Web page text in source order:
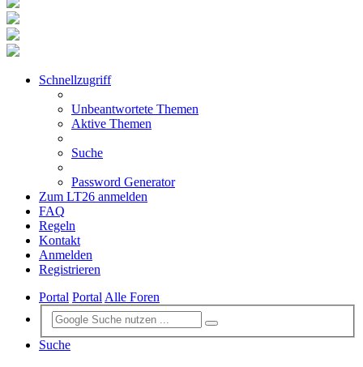
Schnellzugriff
Unbeantwortete Themen
Aktive Themen
Suche
Password Generator
Zum LT26 anmelden
FAQ
Regeln
Kontakt
Anmelden
Registrieren
Portal PortalAlle Foren
Suche